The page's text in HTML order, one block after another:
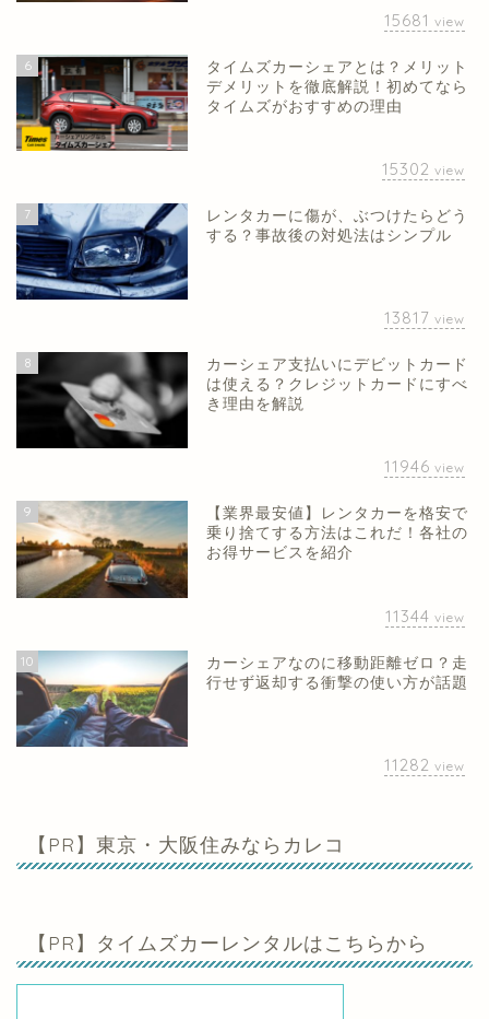
15681 view
6
タイムズカーシェアとは？メリット
デメリットを徹底解説！初めてなら
タイムズがおすすめの理由
15302 view
7
レンタカーに傷が、ぶつけたらどう
する？事故後の対処法はシンプル
13817 view
8
カーシェア支払いにデビットカード
は使える？クレジットカードにすべ
き理由を解説
11946 view
9
【業界最安値】レンタカーを格安で
乗り捨てする方法はこれだ！各社の
お得サービスを紹介
11344 view
10
カーシェアなのに移動距離ゼロ？走
行せず返却する衝撃の使い方が話題
11282 view
【PR】東京・大阪住みならカレコ
【PR】タイムズカーレンタルはこちらから